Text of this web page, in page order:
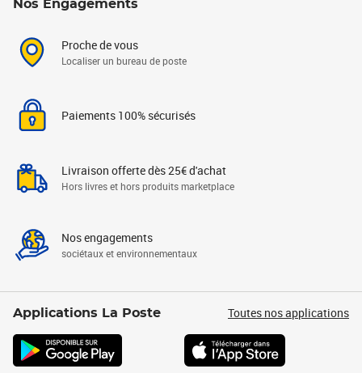
Nos Engagements
Proche de vous
Localiser un bureau de poste
Paiements 100% sécurisés
Livraison offerte dès 25€ d'achat
Hors livres et hors produits marketplace
Nos engagements
sociétaux et environnementaux
Applications La Poste Toutes nos applications